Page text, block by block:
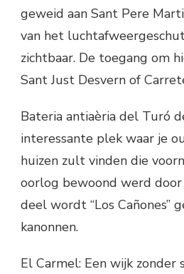
geweid aan Sant Pere
van het
zichtbaar. De toegang om
Sant Just Desvern of
Bateria antiaèria del Turó
interessante plek waar je
huizen zult vinden die
oorlog bewoond werd
deel wordt “Los Cañones”
kanonnen.
El Carmel: Een wijk